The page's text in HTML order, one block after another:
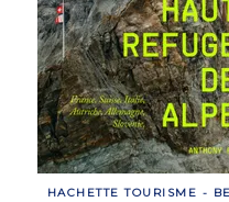
HACHETTE TOURISME -